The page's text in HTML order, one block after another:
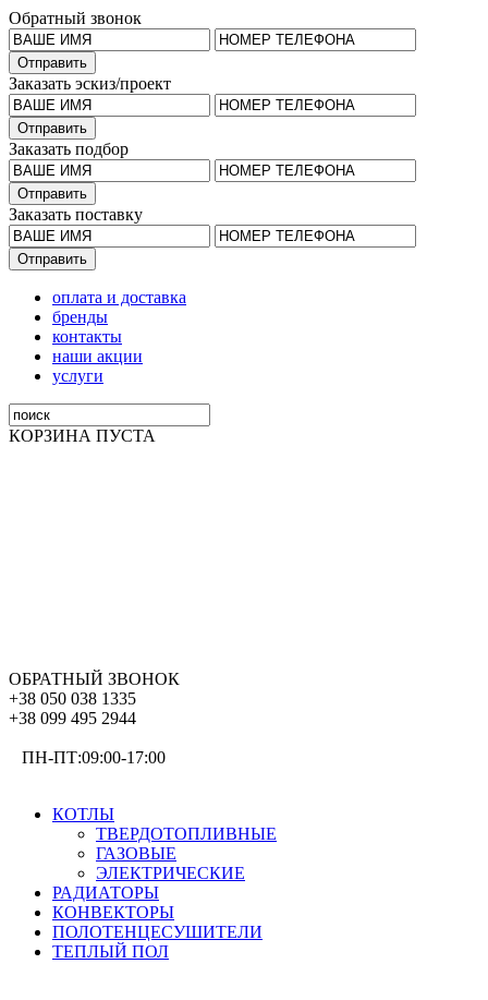
Обратный звонок
Заказать эскиз/проект
Заказать подбор
Заказать поставку
оплата и доставка
бренды
контакты
наши акции
услуги
КОРЗИНА ПУСТА
ОБРАТНЫЙ ЗВОНОК
+38 050 038 1335
+38 099 495 2944
ПН-ПТ:09:00-17:00
КОТЛЫ
ТВЕРДОТОПЛИВНЫЕ
ГАЗОВЫЕ
ЭЛЕКТРИЧЕСКИЕ
РАДИАТОРЫ
КОНВЕКТОРЫ
ПОЛОТЕНЦЕСУШИТЕЛИ
ТЕПЛЫЙ ПОЛ